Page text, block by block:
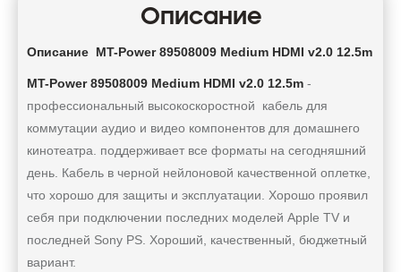
Описание
Описание MT-Power 89508009 Medium HDMI v2.0 12.5m
MT-Power 89508009 Medium HDMI v2.0 12.5m -
профессиональный высокоскоростной кабель для
коммутации аудио и видео компонентов для домашнего
кинотеатра. поддерживает все форматы на сегодняшний
день. Кабель в черной нейлоновой качественной оплетке,
что хорошо для защиты и эксплуатации. Хорошо проявил
себя при подключении последних моделей Apple TV и
последней Sony PS. Хороший, качественный, бюджетный
вариант.